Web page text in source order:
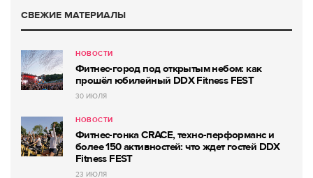
СВЕЖИЕ МАТЕРИАЛЫ
НОВОСТИ
Фитнес-город под открытым небом: как
прошёл юбилейный DDX Fitness FEST
30 ИЮЛЯ
НОВОСТИ
Фитнес-гонка CRACE, техно-перформанс и
более 150 активностей: что ждет гостей DDX
Fitness FEST
23 ИЮЛЯ